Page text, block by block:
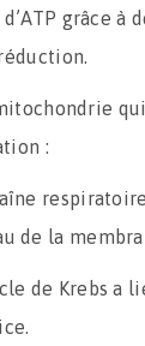
grâce à
:
de la
de Krebs a